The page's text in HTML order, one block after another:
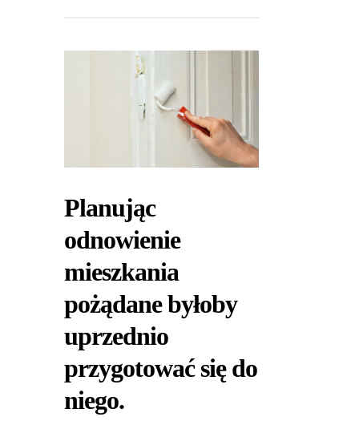
Planując
odnowienie
mieszkania
pożądane byłoby
uprzednio
przygotować się do
niego.